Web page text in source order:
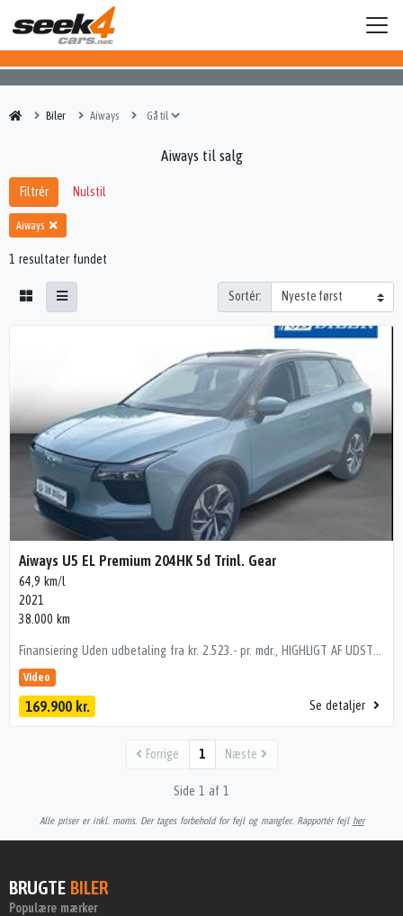
Biler Aiways
Aiways til salg
Filtrér Nulstil
Aiways
1 resultater fundet
Sortér:
Aiways U5 EL Premium 204HK 5d Trinl. Gear
64,9 km/l
2021
38.000 km
Finansiering Uden udbetaling fra kr. 2.523.- pr. mdr., HIGHLIGT AF UDSTYR ⭐ Dansk Bil - Forsat Fabriksgaranti ⭐ Mulighed for 1500 kg Anhængertræk ⭐ Piano BlankSort tag mv. ⭐ El Betjent Panorama glastag ⭐ 12,3" Touch skærm ⭐ 19" alufælge ⭐ Automatisk parkerings system ⭐ 360 graders panoramakamera ⭐ adaptiv fartpilot med Stop & Go ⭐ Fuld led lygter, 12,3" Touch skærm, , aut., 19" alufælge, fuldaut. 2 zone klima, fjernb. c.lås, nøglefri betjening, fartpilot, infocenter, startspærre, udv. temp. måler, regnsensor, sædevarme, højdejust. førersæde, el indst. forsæder, soltag, El Betjent Panorama glastag, 4x el-ruder, el-klapbare sidespejle, automatisk parkerings system, 360° kamera, bakkamera, parkeringssensorer, adaptiv fartpilot med Stop & Go, automatisk start/stop, el betjent bagklap, dæktryksmåler, elektrisk parkeringsbremse, træthedsregistrering, dab+ radio, multifunktionsrat, bluetooth, digitalt cockpit, apple carplay, usb tilslutning, armlæn, isofix, bagagerumsdækken, kopholder, læderindtræk, splitbagsæde, læderrat, el komfortsæder, automatisk lys, fjernlysassistent, led kørelys, fuld led forlygter, airbag, abs, antispin, esp, servo, vognbaneassistent, blindvinkelsassistent, automatisk nødbremsesystem, tagræling, tonede ruder, 1 ejer, ikke ryger, service ok, brugtbilsattest, Bemærk at bilens pris er inkl. Leveringsomkostninger, Leveres Nysynet, Ny Serviceret, mekanisk gennem tjekket og kosmetisk klargjort. Se flere billeder og detaljer på www.3b-biler.dk Hvorfor købe bil hos 3B Biler Ballerup ⭐ TROVÆRDIG BILHUS GENNEM 39 ÅR! ⭐ ATTRAKTIV FINANSIERING TILBYDES, RENTE FRA 3.95% ⭐ ATTRAKTIV FINANSIERING TILBYDES UDEN UDBETALING ⭐ BILLIG KASKO FORSIKRING FRA KR. 249.00 PR. MDR. ⭐ SERVICE AFTALE FRA KR. 119,00 PR. MDR. ⭐ MULIGHED FOR OP TIL 36 MDR. EUROPA DÆKKENDE CARGARANTIE. ⭐ LEVERES MED UVILDIG UDVIDET BRUGTBILS ATTEST. ⭐ GARANTI MOD RESTGÆLD. ⭐ KM GARANTI. ⭐ VI ER MEDLEM AF DANSK BILBRANCHERÅD OG AUTOBRANCHEN DANMARK DIN SIKKERHED FOR ET GODT KØB. 12V udtag, 4 X El-Ruder, Android Auto, Apple CarPlay, Automatgear, Automatisk op-/nedblænding, Automatisk parkeringssystem, Bakkamera, Bluetooth, DAB+ radio, Digital instrumentering, El indst. førersæde, El indst. forsæder, El-foldbare spejle, El-håndbremse, Elruder for/bag, Fartpilot, Fartpilot adaptiv, Fjernbetjent centrallås, Infocenter, Klimaanlæg 2-zoner, Multifunktionsrat, Musikstreaming via bluetooth, Nøglefri døre, Nøglefri start, Parkerings assistent, Parkeringssensor for/bag, Radio, Regnsensor, Servo, Sædevarme for, Trådløs mobilopladning, Udvendig temperaturmåler, USB stik, 19" Alufælge, Fuld LED forlygter, Hvide blinklys, Indfarvede kofangere, LED baglygter, LED forlygter, LED kørelys, Metallak, Tagræling, Tonede ruder, Armlæn, Armlæn bag, Bagagerumsdækken, Højdejusterbart førersæde, Justerbart rat, Kopholder, Læderkabine, Læderrat, Soltag, Splitbagsæde, ABS, Airbag, Antispin, Automatisk nødbremsesystem, Blindvinkelassistent, Dæktrykssensor, ESP, Fører-airbag, Gardin-airbag, Isofix, Lyssensor, Selealarm, Selestrammer, Side-airbag, Skiltegenkendelse, Startspærre, Vejbaneassistent, 1 ejer, 360° kamera, Brugtvognsattest, Elektrisk parkeringsbremse, Euro 6, Ikke ryger, Pæn og Velkørende Bil, Service overholdt, Start/stop-system
Video
169.900 kr. Se detaljer
Forrige 1 Næste
Side 1 af 1
Alle priser er inkl. moms. Der tages forbehold for fejl og mangler. Rapportér fejl her
BRUGTE BILER
Populære mærker